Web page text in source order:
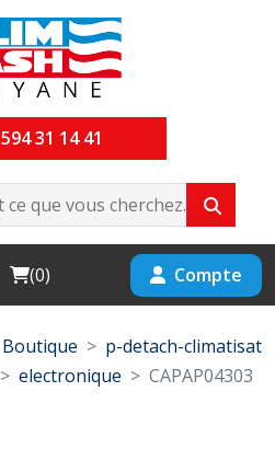
31 14 41
Cart
(0) Compte
Boutique
p-detach-climatisat
electronique
CAPAP04303